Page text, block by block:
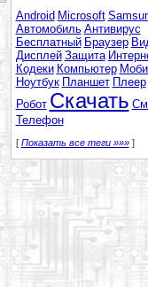
Android Microsoft
Автомобиль Антивирус
Бесплатный Браузер
Дисплей Защита
Кодеки Компьютер
Ноутбук Планшет Плеер
Робот Скачать
Телефон
[ Показать все теги »»»]